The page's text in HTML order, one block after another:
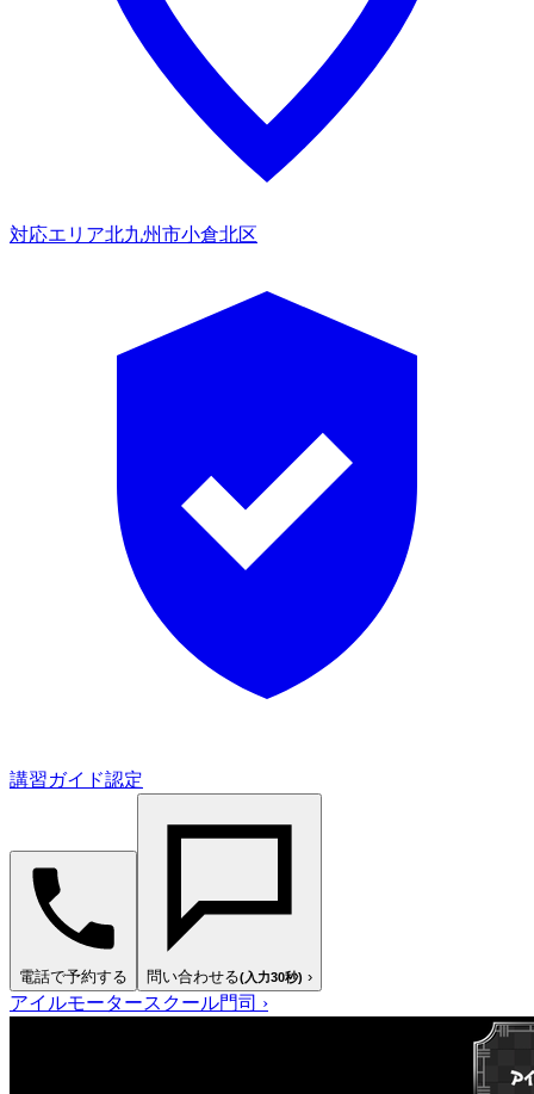
対応エリア北九州市小倉北区
講習ガイド認定
電話で予約する 問い合わせる(入力30秒) ›
アイルモータースクール門司 ›